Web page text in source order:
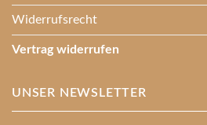
Widerrufsrecht
Vertrag widerrufen
UNSER NEWSLETTER